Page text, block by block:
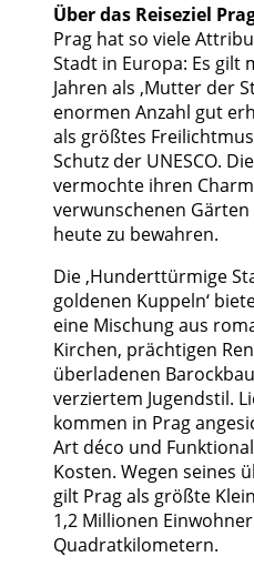
Über das Reiseziel
Prag hat so viele
Stadt in Europa: Es gilt
Jahren als ‚Mutter der
enormen Anzahl gut
als größtes
Schutz der UNESCO.
vermochte ihren
verwunschenen
heute zu bewahren.
Die ‚Hunderttürmige
goldenen Kuppeln‘
eine Mischung aus
Kirchen, prächtigen
überladenen
verziertem Jugendstil.
kommen in Prag
Art déco und
Kosten. Wegen seines
gilt Prag als größte
1,2 Millionen
Quadratkilometern.